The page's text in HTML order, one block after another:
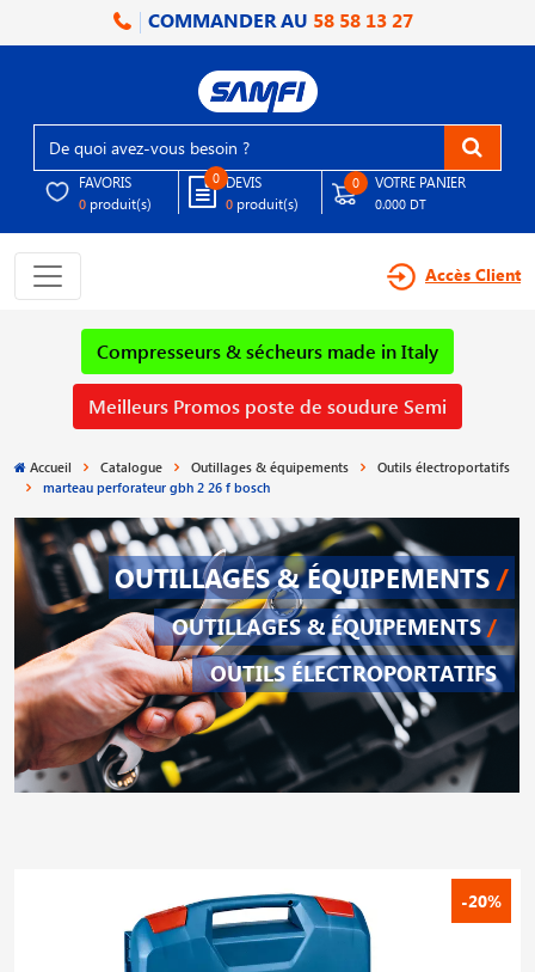
COMMANDER AU 58 58 13 27
FAVORIS
0 produit(s)
0 DEVIS
0 produit(s)
0 VOTRE PANIER
0.000 DT
Accès Client
Compresseurs & sécheurs made in Italy
Meilleurs Promos poste de soudure Semi
Accueil Catalogue Outillages & équipements
Outils électroportatifs
marteau perforateur gbh 2 26 f bosch
OUTILLAGES & ÉQUIPEMENTS /
OUTILLAGES & ÉQUIPEMENTS /
OUTILS ÉLECTROPORTATIFS
-20%